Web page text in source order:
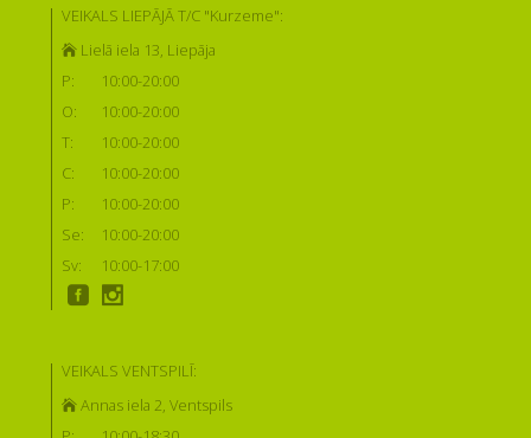
VEIKALS LIEPĀJĀ T/C "Kurzeme":
Lielā iela 13, Liepāja
P:
10:00-20:00
O:
10:00-20:00
T:
10:00-20:00
C:
10:00-20:00
P:
10:00-20:00
Se:
10:00-20:00
Sv:
10:00-17:00
VEIKALS VENTSPILĪ:
Annas iela 2, Ventspils